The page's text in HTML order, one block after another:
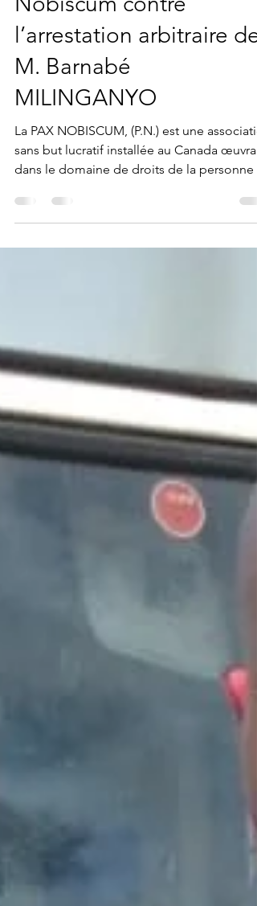
29 nov. 2020
2 min de lecture
Déclaration de la Pax
Nobiscum contre
l’arrestation arbitraire de
M. Barnabé
MILINGANYO
La PAX NOBISCUM, (P.N.) est une
sans but lucratif installée au Canada